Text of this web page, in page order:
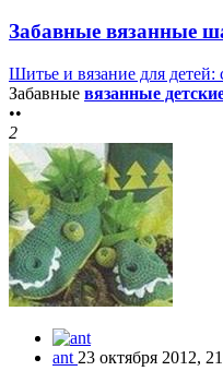
Забавные вязанные
Шитье и вязание для
Забавные вязанные
••
2
ant 23 октября 2012,